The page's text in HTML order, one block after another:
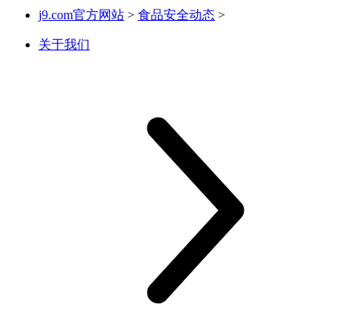
j9.com官方网站 > 食品安全动态 >
关于我们